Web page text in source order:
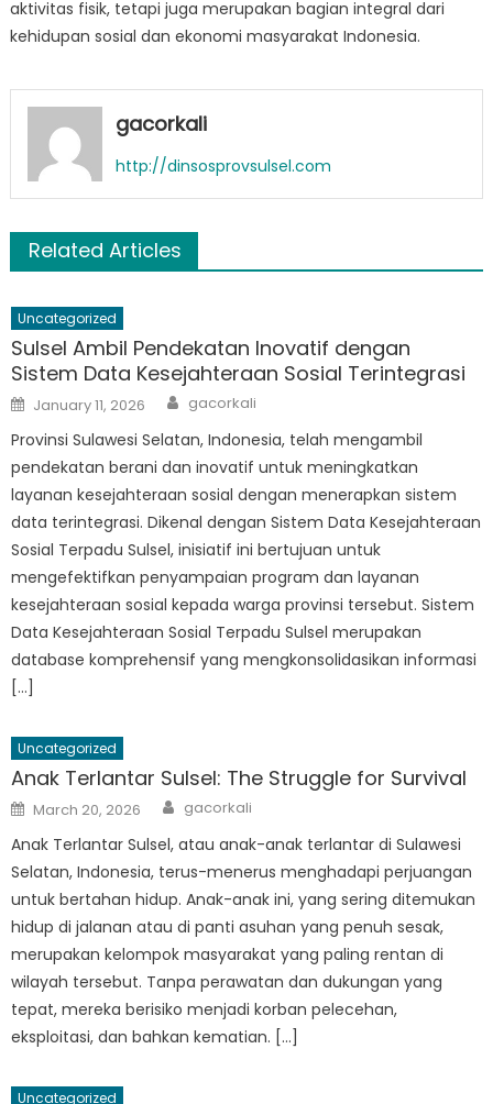
aktivitas fisik, tetapi juga merupakan bagian integral dari
kehidupan sosial dan ekonomi masyarakat Indonesia.
gacorkali
http://dinsosprovsulsel.com
Related Articles
Uncategorized
Sulsel Ambil Pendekatan Inovatif dengan
Sistem Data Kesejahteraan Sosial Terintegrasi
Posted
on
January 11, 2026 Author
gacorkali
Provinsi Sulawesi Selatan, Indonesia, telah mengambil
pendekatan berani dan inovatif untuk meningkatkan
layanan kesejahteraan sosial dengan menerapkan sistem
data terintegrasi. Dikenal dengan Sistem Data Kesejahteraan
Sosial Terpadu Sulsel, inisiatif ini bertujuan untuk
mengefektifkan penyampaian program dan layanan
kesejahteraan sosial kepada warga provinsi tersebut. Sistem
Data Kesejahteraan Sosial Terpadu Sulsel merupakan
database komprehensif yang mengkonsolidasikan informasi
[…]
Uncategorized
Anak Terlantar Sulsel: The Struggle for Survival
Posted
on
March 20, 2026 Author
gacorkali
Anak Terlantar Sulsel, atau anak-anak terlantar di Sulawesi
Selatan, Indonesia, terus-menerus menghadapi perjuangan
untuk bertahan hidup. Anak-anak ini, yang sering ditemukan
hidup di jalanan atau di panti asuhan yang penuh sesak,
merupakan kelompok masyarakat yang paling rentan di
wilayah tersebut. Tanpa perawatan dan dukungan yang
tepat, mereka berisiko menjadi korban pelecehan,
eksploitasi, dan bahkan kematian. […]
Uncategorized